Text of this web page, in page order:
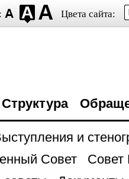
Цвета сайта:
Структура
и
Совет
Совет